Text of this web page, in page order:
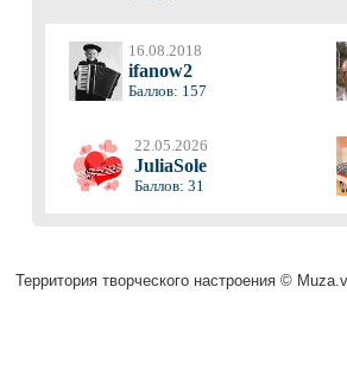
16.08.2018
ifanow2
Баллов: 157
22.05.2026
JuliaSole
Баллов: 31
Территория творческого настроения ©